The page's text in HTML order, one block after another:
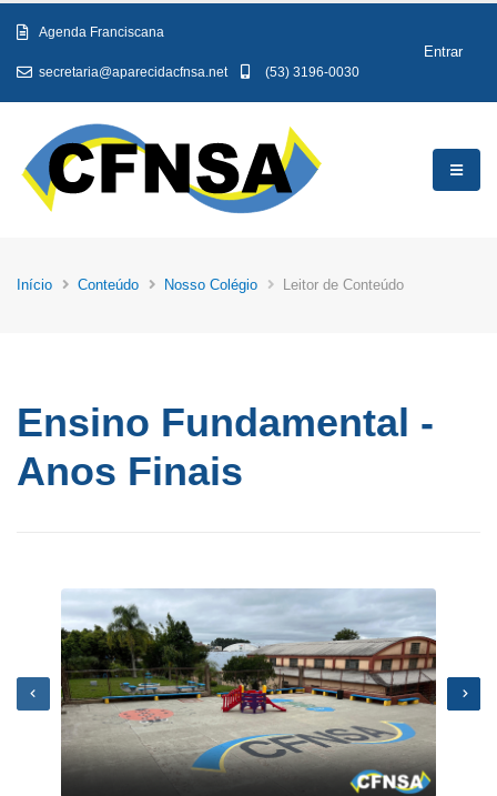
Agenda Franciscana
secretaria@aparecidacfnsa.net (53) 3196-0030
Entrar
Início Conteúdo Nosso Colégio Leitor de Conteúdo
Ensino Fundamental -
Anos Finais